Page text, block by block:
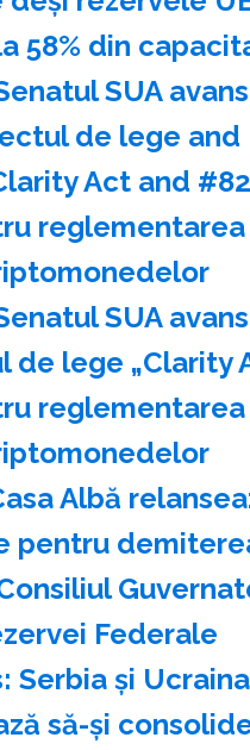
58% din
SUA
de lege and
Act and
reglementarea
SUA
de lege „Clarity
reglementarea
Albă
pentru
Federale
Serbia şi
să-şi